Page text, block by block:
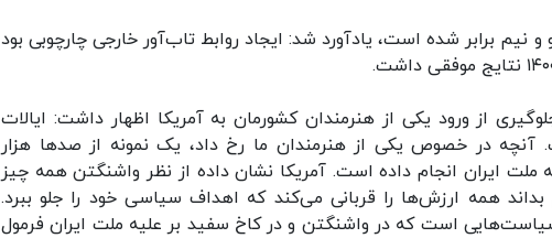
نیم برابر شده است، یادآورد شد: ایجاد روابط تاب‌آور خارجی چارچوبی بود
از ورود یکی از هنرمندان کشورمان به آمریکا اظهار داشت: ایالات
آنچه در خصوص یکی از هنرمندان ما رخ داد، یک نمونه‌ از صدها هزار
آمریکا علیه ملت ایران انجام داده است. آمریکا نشان داده از نظر واشنگتن همه چیز
همه ارزش‌ها را قربانی می‌کند که اهداف سیاسی خود را جلو ببرد.
است که در واشنگتن و در کاخ سفید بر علیه ملت ایران فرمول